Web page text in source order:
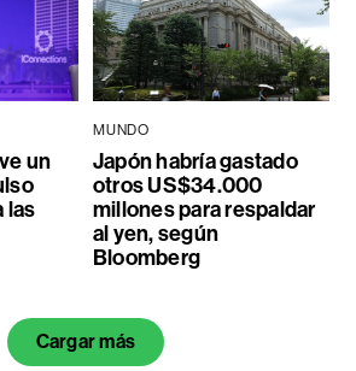
un
las
MUNDO
Japón habría gastado
otros US$34.000
millones para respaldar
al yen, según
Bloomberg
Cargar más